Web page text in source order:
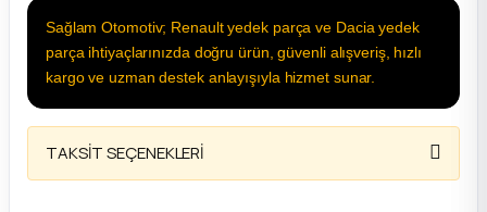
Sağlam Otomotiv; Renault yedek parça ve Dacia yedek
parça ihtiyaçlarınızda doğru ürün, güvenli alışveriş, hızlı
kargo ve uzman destek anlayışıyla hizmet sunar.
TAKSİT SEÇENEKLERİ